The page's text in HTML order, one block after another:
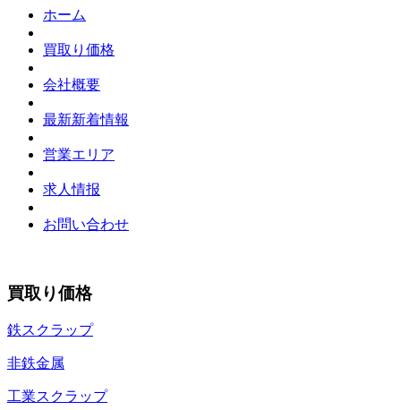
ホーム
買取り価格
会社概要
最新新着情報
営業エリア
求人情报
お問い合わせ
買取り価格
鉄スクラップ
非鉄金属
工業スクラップ